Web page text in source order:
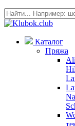
Каталог
Пряжа